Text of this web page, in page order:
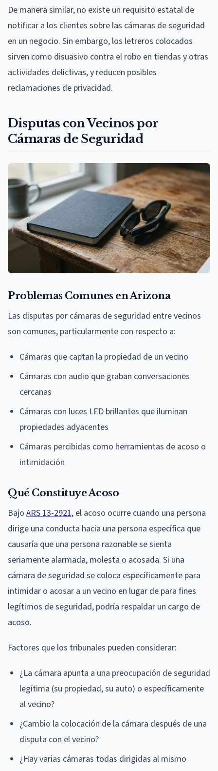
De manera similar, no existe un requisito estatal de
notificar a los clientes sobre las cámaras de seguridad
en un negocio. Sin embargo, los letreros colocados
sirven como disuasivo contra el robo en tiendas y otras
actividades delictivas, y reducen posibles
reclamaciones de privacidad.
Disputas con Vecinos por
Cámaras de Seguridad
Problemas Comunes en Arizona
Las disputas por cámaras de seguridad entre vecinos
son comunes, particularmente con respecto a:
Cámaras que captan la propiedad de un vecino
Cámaras con audio que graban conversaciones
cercanas
Cámaras con luces LED brillantes que iluminan
propiedades adyacentes
Cámaras percibidas como herramientas de acoso o
intimidación
Qué Constituye Acoso
Bajo ARS 13-2921, el acoso ocurre cuando una persona
dirige una conducta hacia una persona específica que
causaría que una persona razonable se sienta
seriamente alarmada, molesta o acosada. Si una
cámara de seguridad se coloca específicamente para
intimidar o acosar a un vecino en lugar de para fines
legítimos de seguridad, podría respaldar un cargo de
acoso.
Factores que los tribunales pueden considerar:
¿La cámara apunta a una preocupación de seguridad
legítima (su propiedad, su auto) o específicamente
al vecino?
¿Cambio la colocación de la cámara después de una
disputa con el vecino?
¿Hay varias cámaras todas dirigidas al mismo